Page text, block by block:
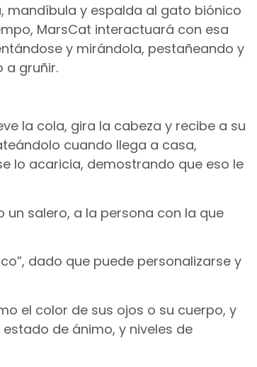
mandíbula y espalda al gato biónico
MarsCat interactuará con esa
y mirándola, pestañeando y
a gruñir.
la cola, gira la cabeza y recibe a su
cuando llega a casa,
lo acaricia, demostrando que eso le
salero, a la persona con la que
dado que puede personalizarse y
el color de sus ojos o su cuerpo, y
de ánimo, y niveles de